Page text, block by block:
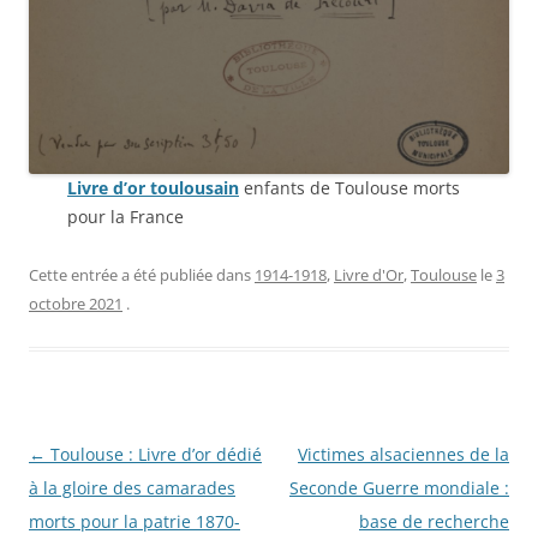
Livre d’or toulousain enfants de Toulouse morts
pour la France
Cette entrée a été publiée dans 1914-1918, Livre d'Or,Toulouse le3
octobre 2021 .
Navigation
des
articles
← Toulouse : Livre d’or dédié
à la gloire des camarades
morts pour la patrie 1870-
Victimes alsaciennes de la
Seconde Guerre mondiale :
base de recherche